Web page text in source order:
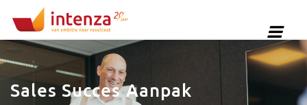
Sales Succes Aanpak